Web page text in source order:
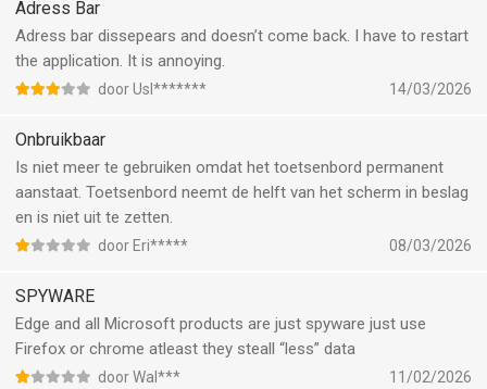
Adress Bar
Adress bar dissepears and doesn’t come back. I have to restart
the application. It is annoying.
door Usl******* 14/03/2026
Onbruikbaar
Is niet meer te gebruiken omdat het toetsenbord permanent
aanstaat. Toetsenbord neemt de helft van het scherm in beslag
en is niet uit te zetten.
door Eri***** 08/03/2026
SPYWARE
Edge and all Microsoft products are just spyware just use
Firefox or chrome atleast they steall “less” data
door Wal*** 11/02/2026